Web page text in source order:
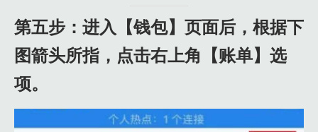
第五步：进入【钱包】页面后，根据下
图箭头所指，点击右上角【账单】选
项。